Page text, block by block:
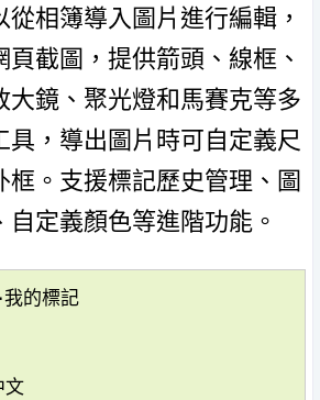
相簿導入圖片進行編輯，
截圖，提供箭頭、線框、
大鏡、聚光燈和馬賽克等多
具，導出圖片時可自定義尺
框。支援標記歷史管理、圖
自定義顏色等進階功能。
的標記
文